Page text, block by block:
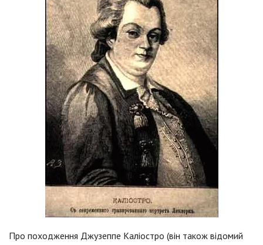
Про походження Джузеппе Каліостро (він також відомий